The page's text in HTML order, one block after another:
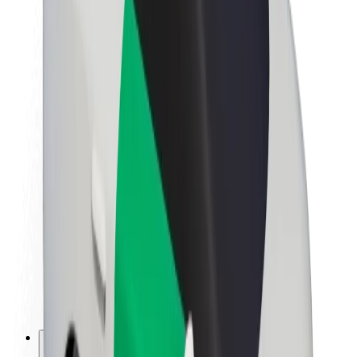
À propos de Bolt
La durabilité chez Bolt
Project Zero
Actualités
Lignes directrices de marque
Notre mission
Relations investisseurs
Équipe de direction
La marque
Ressources
Fonds urbain
Sécurité